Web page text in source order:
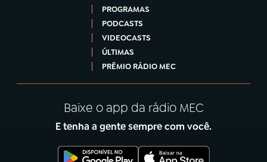
PROGRAMAS
PODCASTS
VIDEOCASTS
ÚLTIMAS
PRÊMIO RÁDIO MEC
Baixe o app da rádio MEC
E tenha a gente sempre com você.